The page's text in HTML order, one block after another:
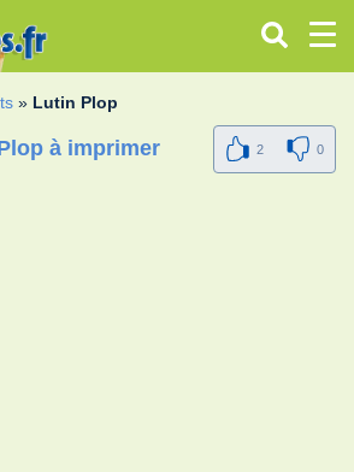
» Lutin Plop
à imprimer 2 0